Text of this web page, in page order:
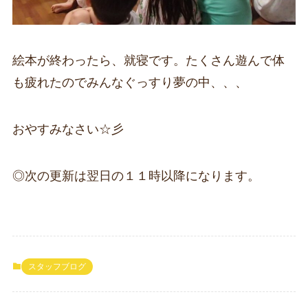
絵本が終わったら、就寝です。たくさん遊んで体
も疲れたのでみんなぐっすり夢の中、、、
おやすみなさい☆彡
◎次の更新は翌日の１１時以降になります。
スタッフブログ